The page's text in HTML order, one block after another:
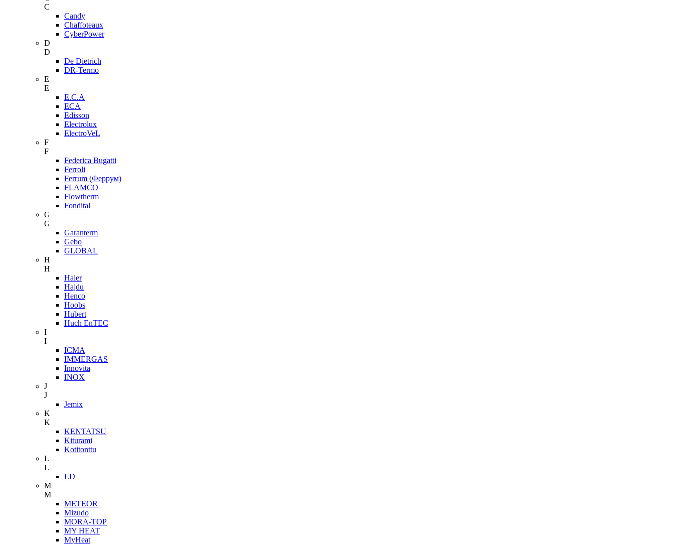
C
Candy
Chaffoteaux
CyberPower
D
D
De Dietrich
DR-Termo
E
E
E.C.A
ECA
Edisson
Electrolux
ElectroVeL
F
F
Federica Bugatti
Ferroli
Ferrum (Феррум)
FLAMCO
Flowtherm
Fondital
G
G
Garanterm
Gebo
GLOBAL
H
H
Haier
Hajdu
Henco
Hoobs
Hubert
Huch EnTEC
I
I
ICMA
IMMERGAS
Innovita
INOX
J
J
Jemix
K
K
KENTATSU
Kiturami
Kotitonttu
L
L
LD
M
M
METEOR
Mizudo
MORA-TOP
MY HEAT
MyHeat